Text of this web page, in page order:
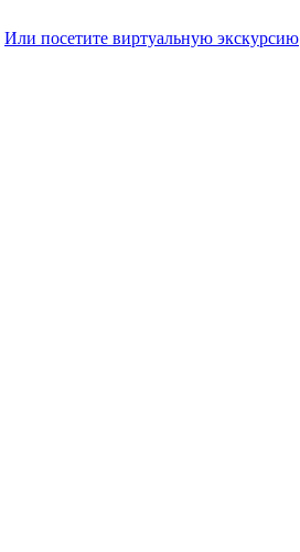
Или посетите виртуальную экскурсию